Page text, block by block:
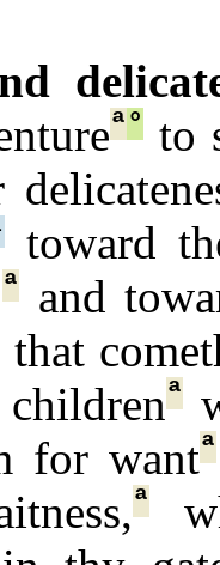
ª° to
toward
ª
and
that
ª
for wantª
ª